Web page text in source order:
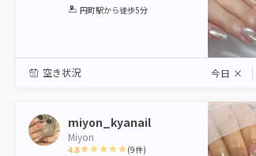
1 2 3 4 5
円町駅から徒歩5分
空き状況 今日 ×
miyon_kyanail
Miyon
4.8 (9件)